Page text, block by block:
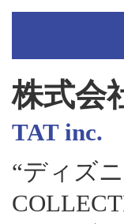
株式会
TAT inc.
“ディズ